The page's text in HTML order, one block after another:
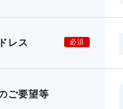
レス 必須
ご要望等